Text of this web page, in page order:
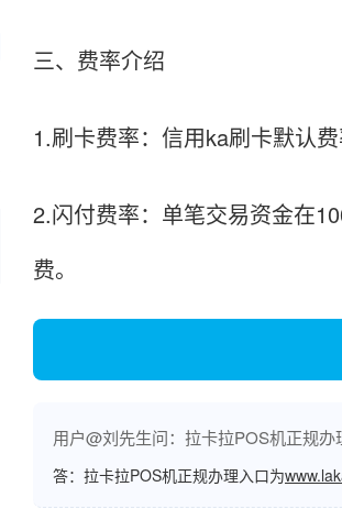
三、费率介绍
1.刷卡费率：信用ka刷卡默认
2.闪付费率：单笔交易资金在
费。
用户@刘先生问：拉卡拉POS机正规办
答：拉卡拉POS机正规办理入口为